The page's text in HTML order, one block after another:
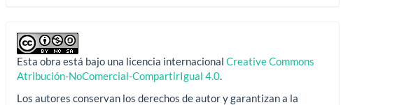
Esta obra está bajo una licencia internacionalCreative Commons
Atribución-NoComercial-CompartirIgual 4.0.
Los autores conservan los derechos de autor y garantizan a la